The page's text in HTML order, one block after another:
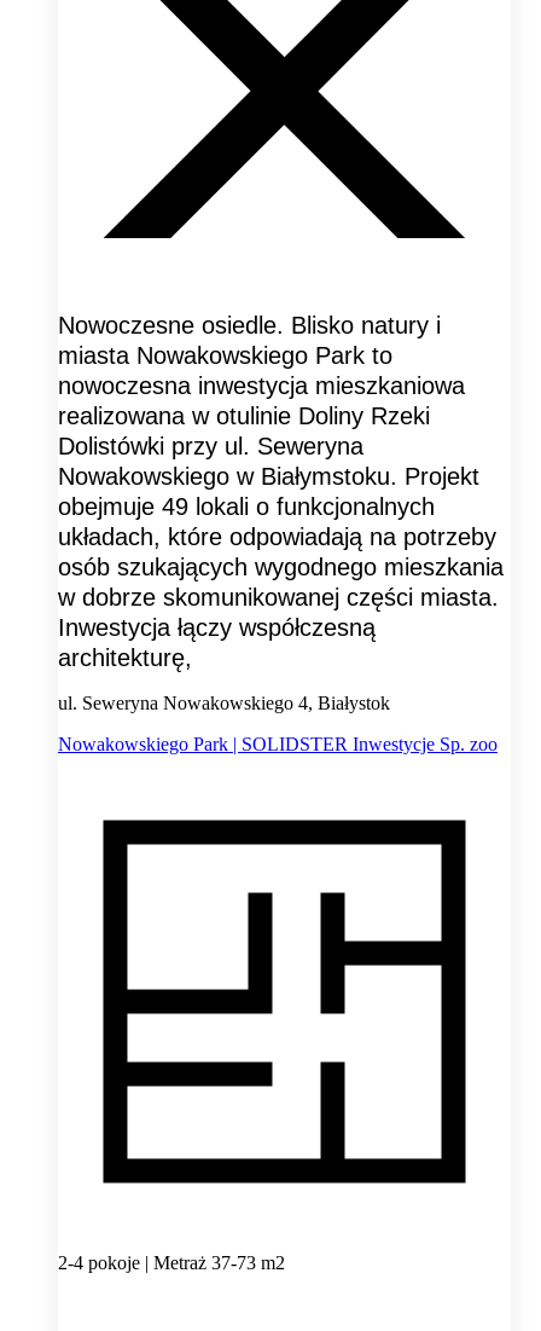
Nowoczesne osiedle. Blisko natury i
miasta Nowakowskiego Park to
nowoczesna inwestycja mieszkaniowa
realizowana w otulinie Doliny Rzeki
Dolistówki przy ul. Seweryna
Nowakowskiego w Białymstoku. Projekt
obejmuje 49 lokali o funkcjonalnych
układach, które odpowiadają na potrzeby
osób szukających wygodnego mieszkania
w dobrze skomunikowanej części miasta.
Inwestycja łączy współczesną
architekturę,
ul. Seweryna Nowakowskiego 4, Białystok
Nowakowskiego Park | SOLIDSTER Inwestycje Sp. zoo
2-4 pokoje | Metraż 37-73 m2